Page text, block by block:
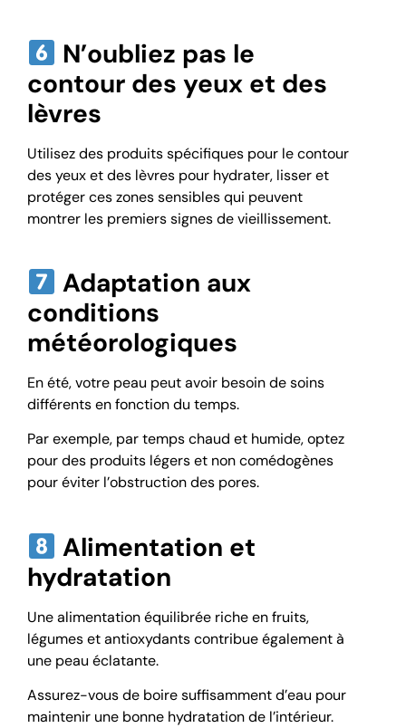
N’oubliez pas le
contour des yeux et des
lèvres
Utilisez des produits spécifiques pour le contour
des yeux et des lèvres pour hydrater, lisser et
protéger ces zones sensibles qui peuvent
montrer les premiers signes de vieillissement.
Adaptation aux
conditions
météorologiques
En été, votre peau peut avoir besoin de soins
différents en fonction du temps.
Par exemple, par temps chaud et humide, optez
pour des produits légers et non comédogènes
pour éviter l’obstruction des pores.
Alimentation et
hydratation
Une alimentation équilibrée riche en fruits,
légumes et antioxydants contribue également à
une peau éclatante.
Assurez-vous de boire suffisamment d’eau pour
maintenir une bonne hydratation de l’intérieur.